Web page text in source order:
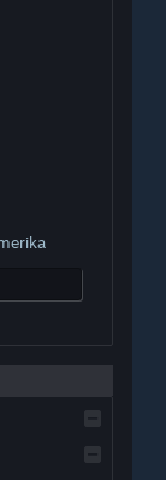
Alle
respectieve